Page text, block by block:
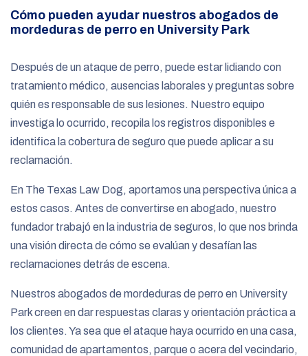
Cómo pueden ayudar nuestros abogados de
mordeduras de perro en University Park
Después de un ataque de perro, puede estar lidiando con
tratamiento médico, ausencias laborales y preguntas sobre
quién es responsable de sus lesiones. Nuestro equipo
investiga lo ocurrido, recopila los registros disponibles e
identifica la cobertura de seguro que puede aplicar a su
reclamación.
En The Texas Law Dog, aportamos una perspectiva única a
estos casos. Antes de convertirse en abogado, nuestro
fundador trabajó en la industria de seguros, lo que nos brinda
una visión directa de cómo se evalúan y desafían las
reclamaciones detrás de escena.
Nuestros abogados de mordeduras de perro en University
Park creen en dar respuestas claras y orientación práctica a
los clientes. Ya sea que el ataque haya ocurrido en una casa,
comunidad de apartamentos, parque o acera del vecindario,